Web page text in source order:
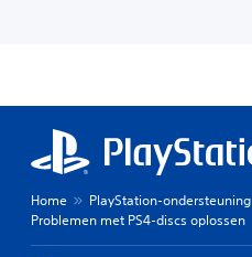
Home PlayStation-ondersteuning
Problemen met PS4-discs oplossen